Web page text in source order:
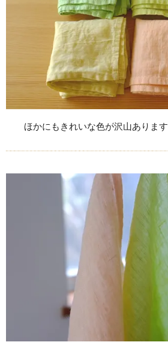
ほかにもきれいな色が沢山あります